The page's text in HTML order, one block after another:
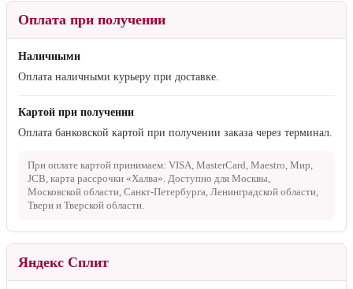
Оплата при получении
Наличными
Оплата наличными курьеру при доставке.
Картой при получении
Оплата банковской картой при получении заказа через терминал.
При оплате картой принимаем: VISA, MasterCard, Maestro, Мир,
JCB, карта рассрочки «Халва». Доступно для Москвы,
Московской области, Санкт-Петербурга, Ленинградской области,
Твери и Тверской области.
Яндекс Сплит